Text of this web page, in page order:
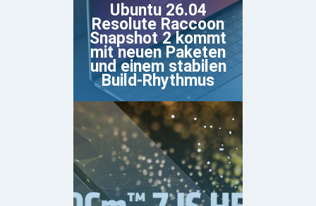
Ubuntu 26.04
Resolute Raccoon
Snapshot 2 kommt
mit neuen Paketen
und einem stabilen
Build-Rhythmus